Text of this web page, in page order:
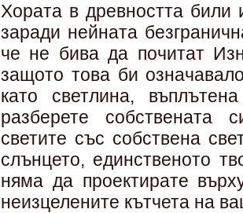
Хората в древността били
заради нейната
че не бива да почитат
защото това би
като светлина,
разберете собствената
светите със собствена
слънцето, единственото
няма да проектирате
неизцелените кътчета на